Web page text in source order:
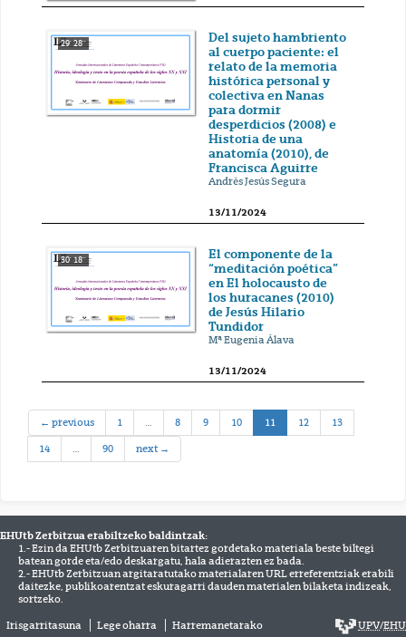
29' 28''
Del sujeto hambriento
al cuerpo paciente: el
relato de la memoria
histórica personal y
colectiva en Nanas
para dormir
desperdicios (2008) e
Historia de una
anatomía (2010), de
Francisca Aguirre
Andrés Jesús Segura
13/11/2024
30' 18''
El componente de la
“meditación poética”
en El holocausto de
los huracanes (2010)
de Jesús Hilario
Tundidor
Mª Eugenia Álava
13/11/2024
← previous 1 … 8 9 10 11 (current)
12 13
14 … 90 next →
EHUtb Zerbitzua erabiltzeko baldintzak:
1.- Ezin da EHUtb Zerbitzuaren bitartez gordetako materiala beste biltegi
batean gorde eta/edo deskargatu, hala adierazten ez bada.
2.- EHUtb Zerbitzuan argitaratutako materialaren URL erreferentziak erabili
daitezke, publikoarentzat eskuragarri dauden materialen bilaketa indizeak,
sortzeko.
Irisgarritasuna Lege oharra Harremanetarako UPV/EHU